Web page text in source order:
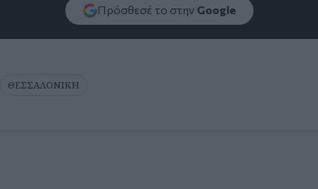
Πρόσθεσέ το στην Google
ΘΕΣΣΑΛΟΝΙΚΗ